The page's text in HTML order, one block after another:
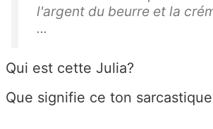
l'argent du beurre et la
...
Qui est cette Julia?
Que signifie ce ton